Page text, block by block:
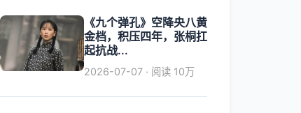
《九个弹孔》空降央八黄
金档，积压四年，张桐扛
起抗战...
2026-07-07 · 阅读 10万